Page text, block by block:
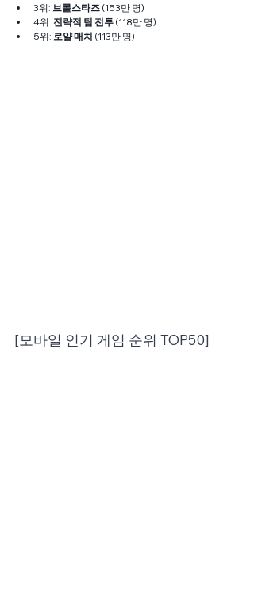
3위: 브롤스타즈 (153만 명)
4위: 전략적 팀 전투 (118만 명)
5위: 로얄 매치 (113만 명)
[모바일 인기 게임 순위 TOP50]